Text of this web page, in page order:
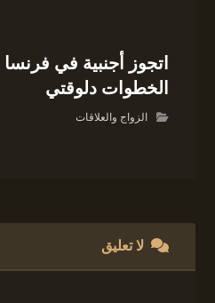
اتجوز أجنبية في
الخطوات دلوقتي
الزواج والعلاقات
لا تعليق